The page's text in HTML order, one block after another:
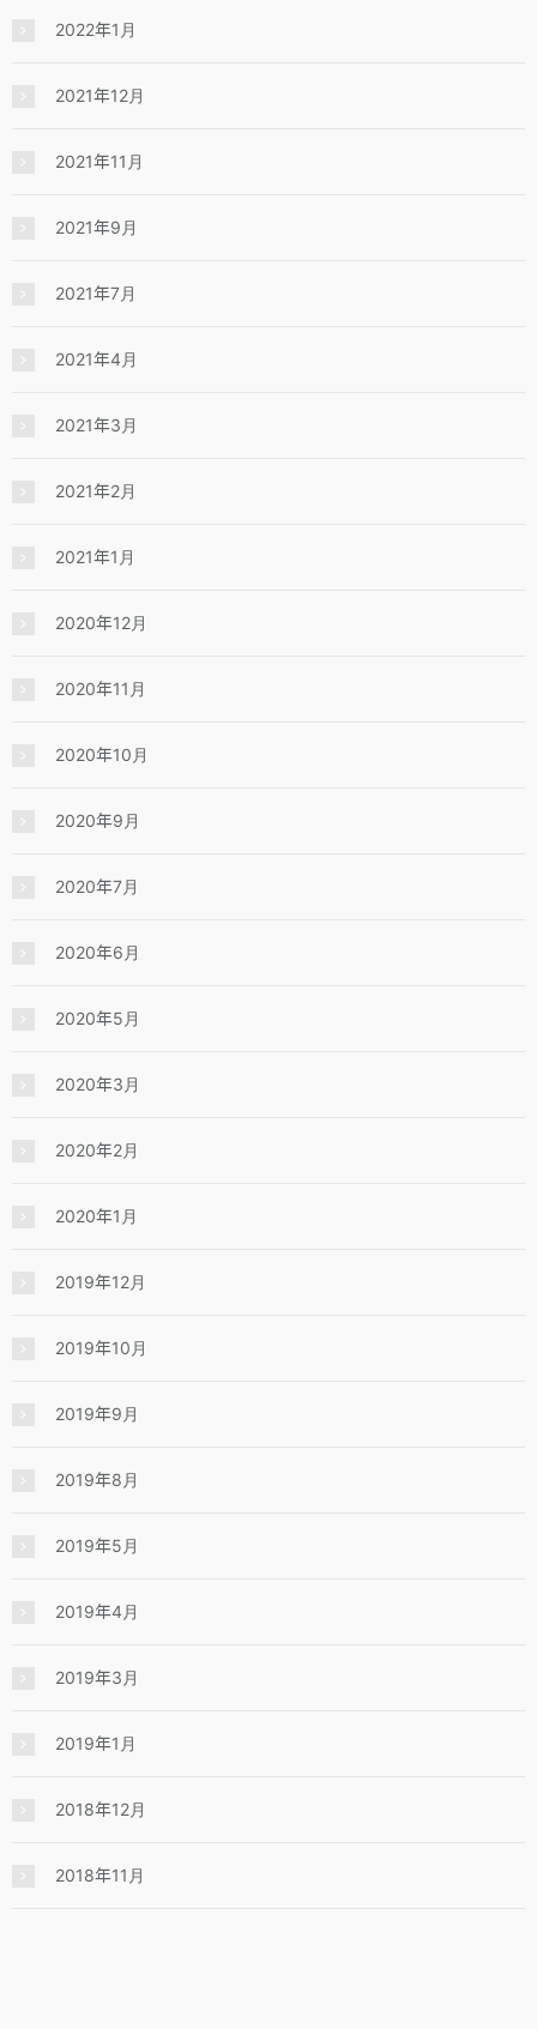
2022年1月
2021年12月
2021年11月
2021年9月
2021年7月
2021年4月
2021年3月
2021年2月
2021年1月
2020年12月
2020年11月
2020年10月
2020年9月
2020年7月
2020年6月
2020年5月
2020年3月
2020年2月
2020年1月
2019年12月
2019年10月
2019年9月
2019年8月
2019年5月
2019年4月
2019年3月
2019年1月
2018年12月
2018年11月